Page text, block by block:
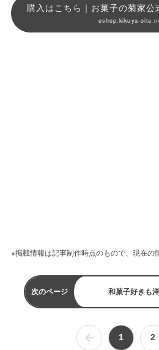
購入はこちら｜お菓子の菊家
eshop.kikuya-
※掲載情報は記事制作時点のもので、現在の
次のページ 和菓子好きも
1 2